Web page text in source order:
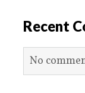
Recent
No